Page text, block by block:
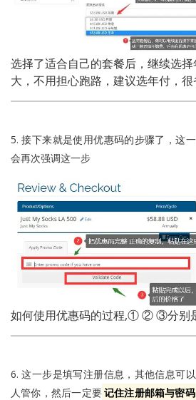
选择了适合自己的套餐后，继续选
大，不用担心跑路，建议选年付，
5. 接下来就是使用优惠码的步骤了，这
会再次强调这一步
如何使用优惠码的过程,① ② ③分别
6. 这一步是填写注册信息，其他信息可
人管你，然后一定要记住注册邮箱与密码